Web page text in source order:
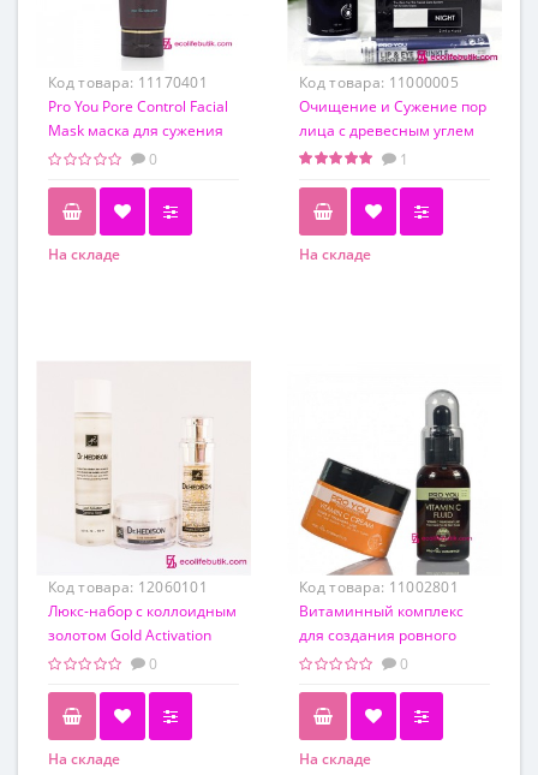
Код товара: 11170401
Pro You Pore Control Facial
Mask маска для сужения
пор, 100 г
0
На складе
Код товара: 11000005
Очищение и Сужение пор
лица с древесным углем
от Pro You. Набор 3 шт.
1
На складе
Код товара: 12060101
Люкс-набор с коллоидным
золотом Gold Activation
Line Dr.Hedison
0
На складе
Код товара: 11002801
Витаминный комплекс
для создания ровного
цвета лица Pro You Vitamin
0
На складе